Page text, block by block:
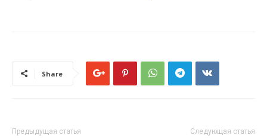
Share
Предыдущая статья Следующая статья